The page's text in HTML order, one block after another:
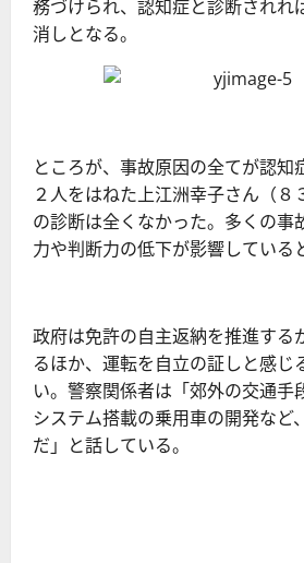
務づけられ、認知症と診断されれ
消しとなる。
ところが、事故原因の全てが認知
２人をはねた上江洲幸子さん（８
の診断は全くなかった。多くの事
力や判断力の低下が影響している
政府は免許の自主返納を推進する
るほか、運転を自立の証しと感じ
い。警察関係者は「郊外の交通手
システム搭載の乗用車の開発など
だ」と話している。